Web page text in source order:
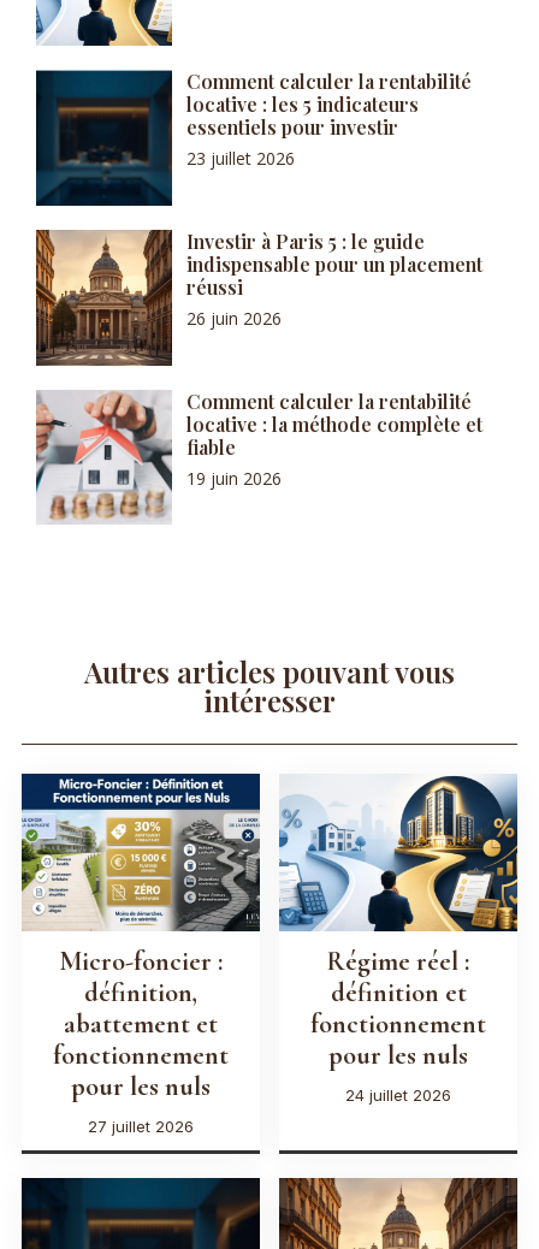
Comment calculer la rentabilité
locative : les 5 indicateurs
essentiels pour investir
23 juillet 2026
Investir à Paris 5 : le guide
indispensable pour un placement
réussi
26 juin 2026
Comment calculer la rentabilité
locative : la méthode complète et
fiable
19 juin 2026
Autres articles pouvant vous
intéresser
Micro-foncier :
définition,
abattement et
fonctionnement
pour les nuls
27 juillet 2026
Régime réel :
définition et
fonctionnement
pour les nuls
24 juillet 2026